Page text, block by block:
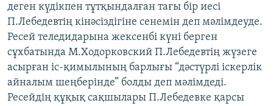
Басқа тілдерде
деген күдікпен тұтқындалған тағы бір иесі
П.Лебедевтің кінәсіздігіне сенемін деп мәлімдеуде.
Ресей теледидарына жексенбі күні берген
сұхбатында М.Ходорковский П.Лебедевтің жүзеге
асырған іс-қимылының барлығы “дәстүрлі іскерлік
айналым шеңберінде” болды деп мәлімдеді.
Ресейдің құқық сақшылары П.Лебедевке қарсы